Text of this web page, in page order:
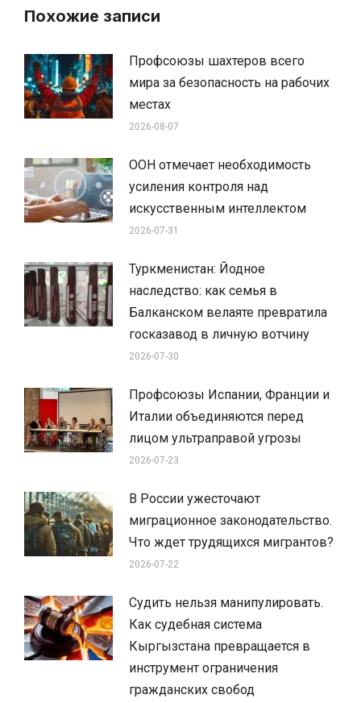
Похожие записи
Профсоюзы шахтеров всего
мира за безопасность на рабочих
местах
2026-08-07
ООН отмечает необходимость
усиления контроля над
искусственным интеллектом
2026-07-31
Туркменистан: Йодное
наследство: как семья в
Балканском велаяте превратила
госказавод в личную вотчину
2026-07-30
Профсоюзы Испании, Франции и
Италии объединяются перед
лицом ультраправой угрозы
2026-07-23
В России ужесточают
миграционное законодательство.
Что ждет трудящихся мигрантов?
2026-07-22
Судить нельзя манипулировать.
Как судебная система
Кыргызстана превращается в
инструмент ограничения
гражданских свобод